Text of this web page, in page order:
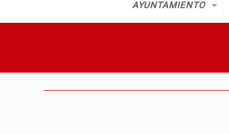
AYUNTAMIENTO